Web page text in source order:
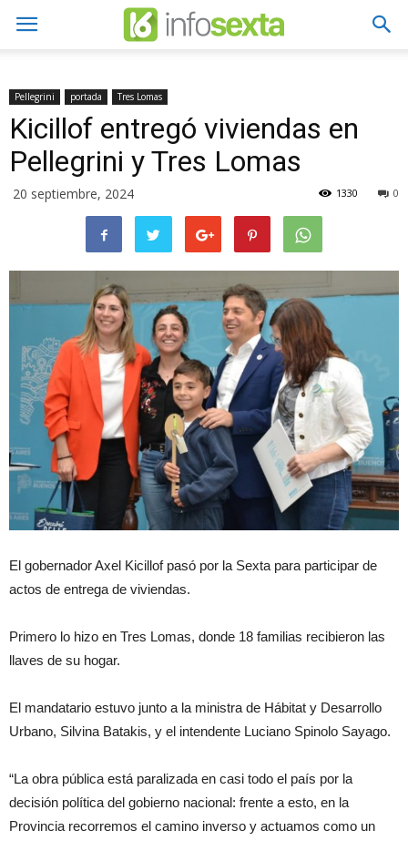
Pellegrini portada Tres Lomas
Kicillof entregó viviendas en
Pellegrini y Tres Lomas
20 septiembre, 2024 0
1330
El gobernador Axel Kicillof pasó por la Sexta para participar de
actos de entrega de viviendas.
Primero lo hizo en Tres Lomas, donde 18 familias recibieron las
llaves de su hogar.
El mandatario estuvo junto a la ministra de Hábitat y Desarrollo
Urbano, Silvina Batakis, y el intendente Luciano Spinolo Sayago.
“La obra pública está paralizada en casi todo el país por la
decisión política del gobierno nacional: frente a esto, en la
Provincia recorremos el camino inverso y actuamos como un